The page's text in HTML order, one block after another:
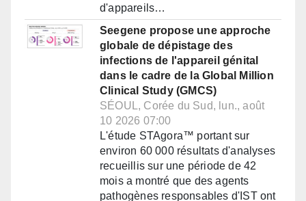
d'appareils…
Seegene propose une approche
globale de dépistage des
infections de l'appareil génital
dans le cadre de la Global Million
Clinical Study (GMCS)
SÉOUL, Corée du Sud, lun., août
10 2026 07:00
L'étude STAgora™ portant sur
environ 60 000 résultats d'analyses
recueillis sur une période de 42
mois a montré que des agents
pathogènes responsables d'IST ont